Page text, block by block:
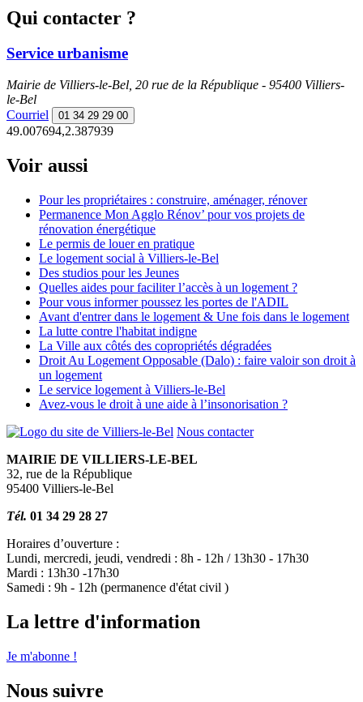
Qui contacter ?
Service urbanisme
Mairie de Villiers-le-Bel, 20 rue de la République - 95400 Villiers-
le-Bel
Courriel
01 34 29 29 00
49.007694,2.387939
Voir aussi
Pour les propriétaires : construire, aménager, rénover
Permanence Mon Agglo Rénov’ pour vos projets de
rénovation énergétique
Le permis de louer en pratique
Le logement social à Villiers-le-Bel
Des studios pour les Jeunes
Quelles aides pour faciliter l’accès à un logement ?
Pour vous informer poussez les portes de l'ADIL
Avant d'entrer dans le logement & Une fois dans le logement
La lutte contre l'habitat indigne
La Ville aux côtés des copropriétés dégradées
Droit Au Logement Opposable (Dalo) : faire valoir son droit à
un logement
Le service logement à Villiers-le-Bel
Avez-vous le droit à une aide à l’insonorisation ?
Nous contacter
MAIRIE DE VILLIERS-LE-BEL
32, rue de la République
95400 Villiers-le-Bel
Tél. 01 34 29 28 27
Horaires d’ouverture :
Lundi, mercredi, jeudi, vendredi : 8h - 12h / 13h30 - 17h30
Mardi : 13h30 -17h30
Samedi : 9h - 12h (permanence d'état civil )
La lettre d'information
Je m'abonne !
Nous suivre